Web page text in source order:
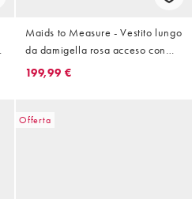
Maids to Measure - Vestito lungo
da damigella rosa acceso con
spalline annodate
199,99 €
Offerta